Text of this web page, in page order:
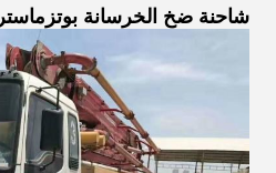
شاحنة ضخ الخرسانة بوتزماستر 38 متر معدات ثقيلة